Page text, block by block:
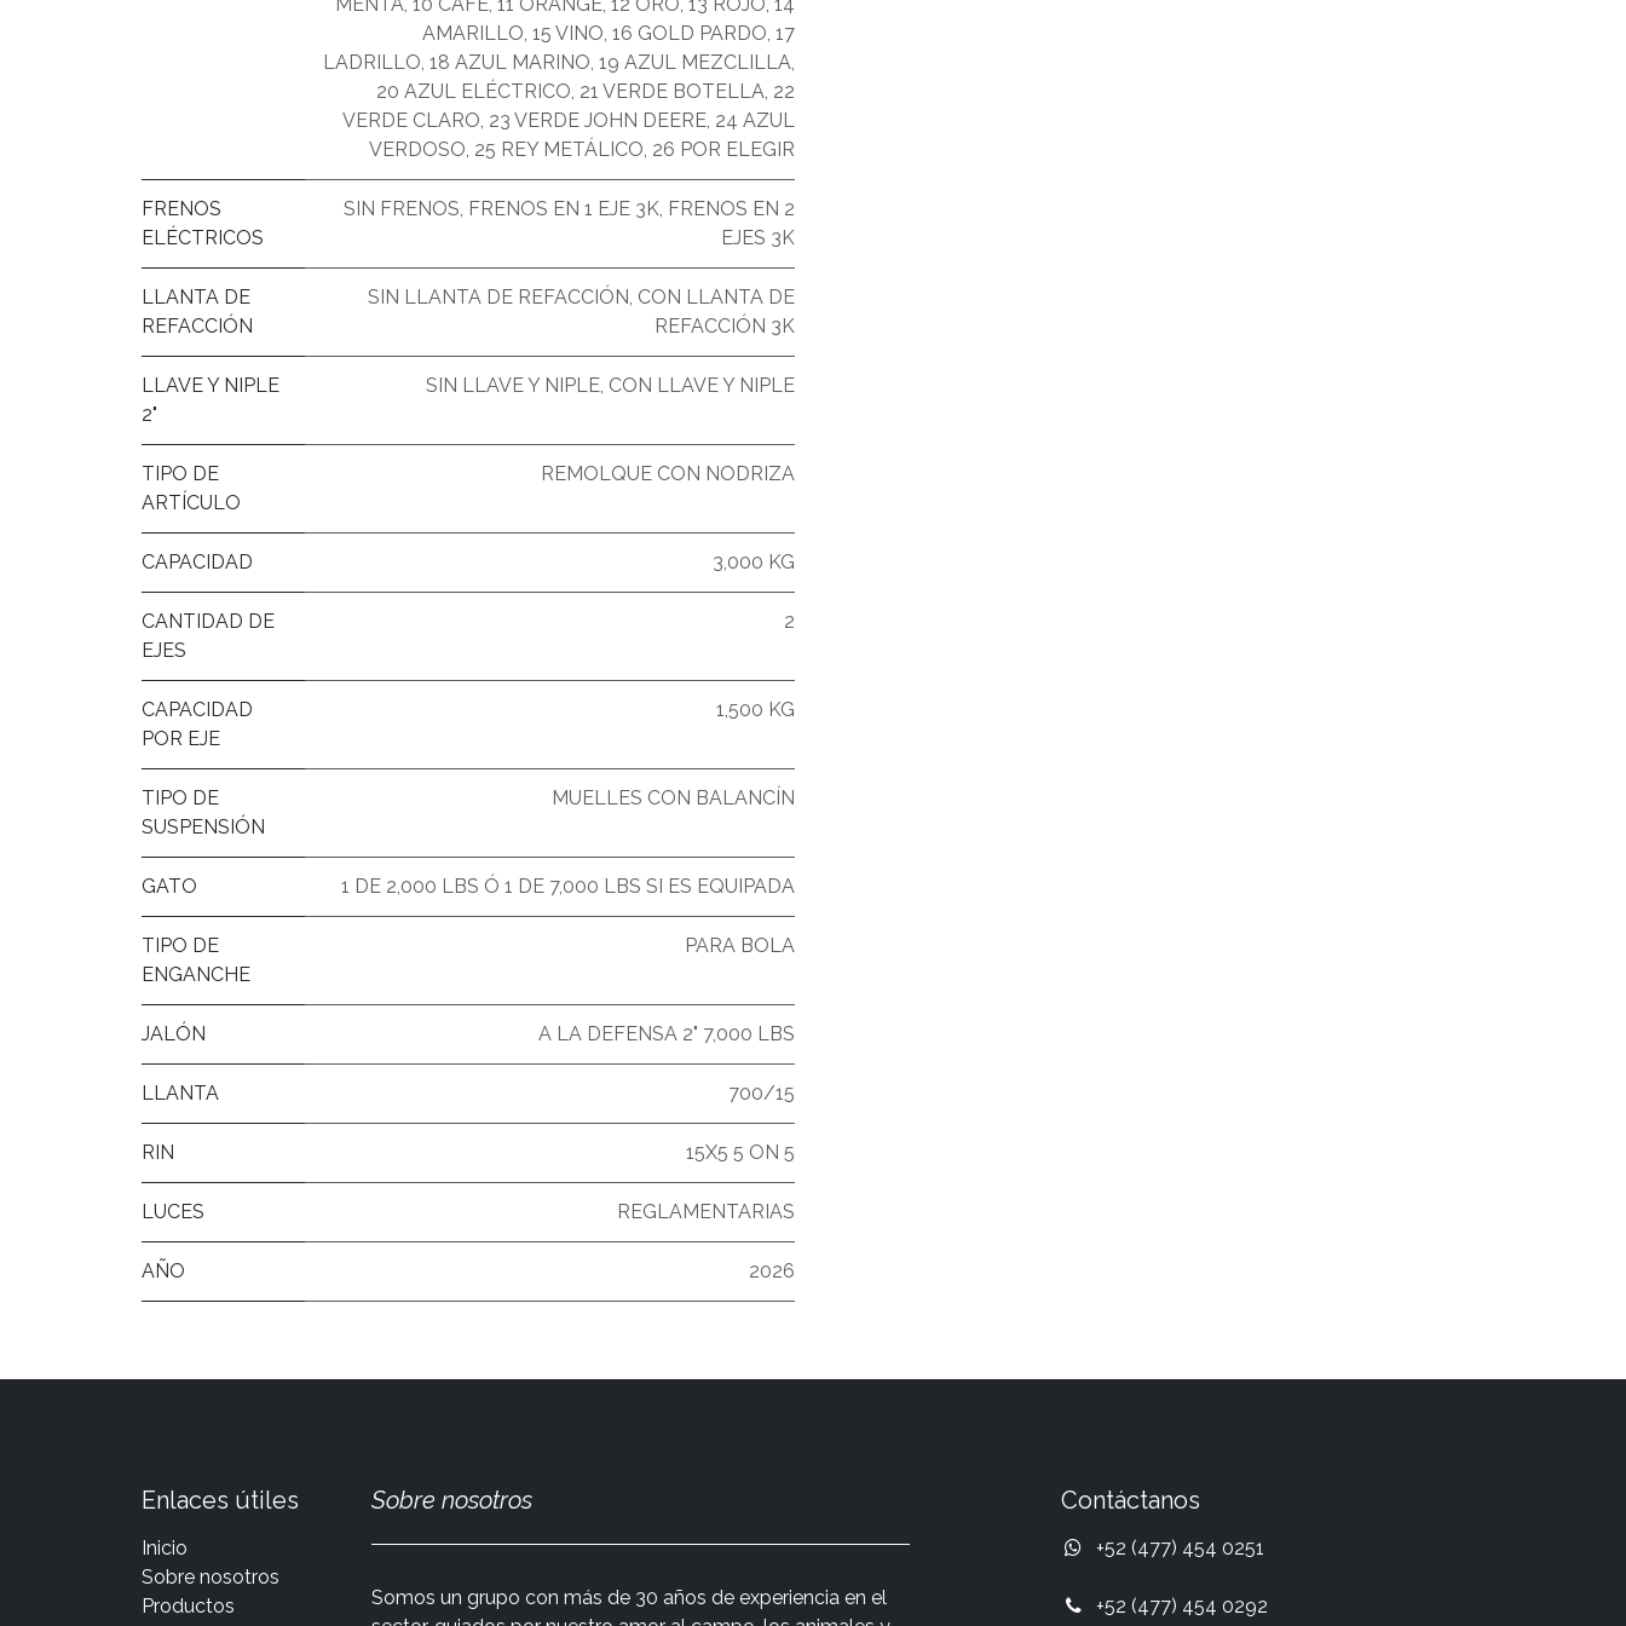
AMARILLO, 15 VINO, 16 GOLD PARDO, 17
LADRILLO, 18 AZUL MARINO, 19 AZUL MEZCLILLA,
20 AZUL ELÉCTRICO, 21 VERDE BOTELLA, 22
VERDE CLARO, 23 VERDE JOHN DEERE, 24 AZUL
VERDOSO, 25 REY METÁLICO, 26 POR ELEGIR
FRENOS
ELÉCTRICOS
SIN FRENOS, FRENOS EN 1 EJE 3K, FRENOS EN 2
EJES 3K
LLANTA DE
REFACCIÓN
SIN LLANTA DE REFACCIÓN, CON LLANTA DE
REFACCIÓN 3K
LLAVE Y NIPLE
2"
SIN LLAVE Y NIPLE, CON LLAVE Y NIPLE
TIPO DE
ARTÍCULO
REMOLQUE CON NODRIZA
CAPACIDAD 3,000 KG
CANTIDAD DE
EJES
2
CAPACIDAD
POR EJE
1,500 KG
TIPO DE
SUSPENSIÓN
MUELLES CON BALANCÍN
GATO 1 DE 2,000 LBS Ó 1 DE 7,000 LBS SI ES EQUIPADA
TIPO DE
ENGANCHE
PARA BOLA
JALÓN A LA DEFENSA 2" 7,000 LBS
LLANTA 700/15
RIN 15X5 5 ON 5
LUCES REGLAMENTARIAS
AÑO 2026
Enlaces útiles
Inicio
Sobre nosotros
Productos
Sobre nosotros
Somos un grupo con más de 30 años de experiencia en el
Contáctanos
+52 (477) 454 0251
+52 (477) 454 0292